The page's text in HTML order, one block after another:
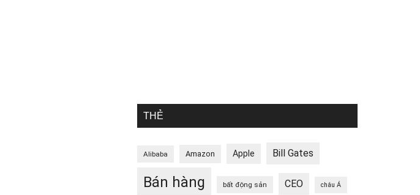
THẺ
Alibaba Amazon Apple Bill Gates
Bán hàng bất động sản CEO châu Á